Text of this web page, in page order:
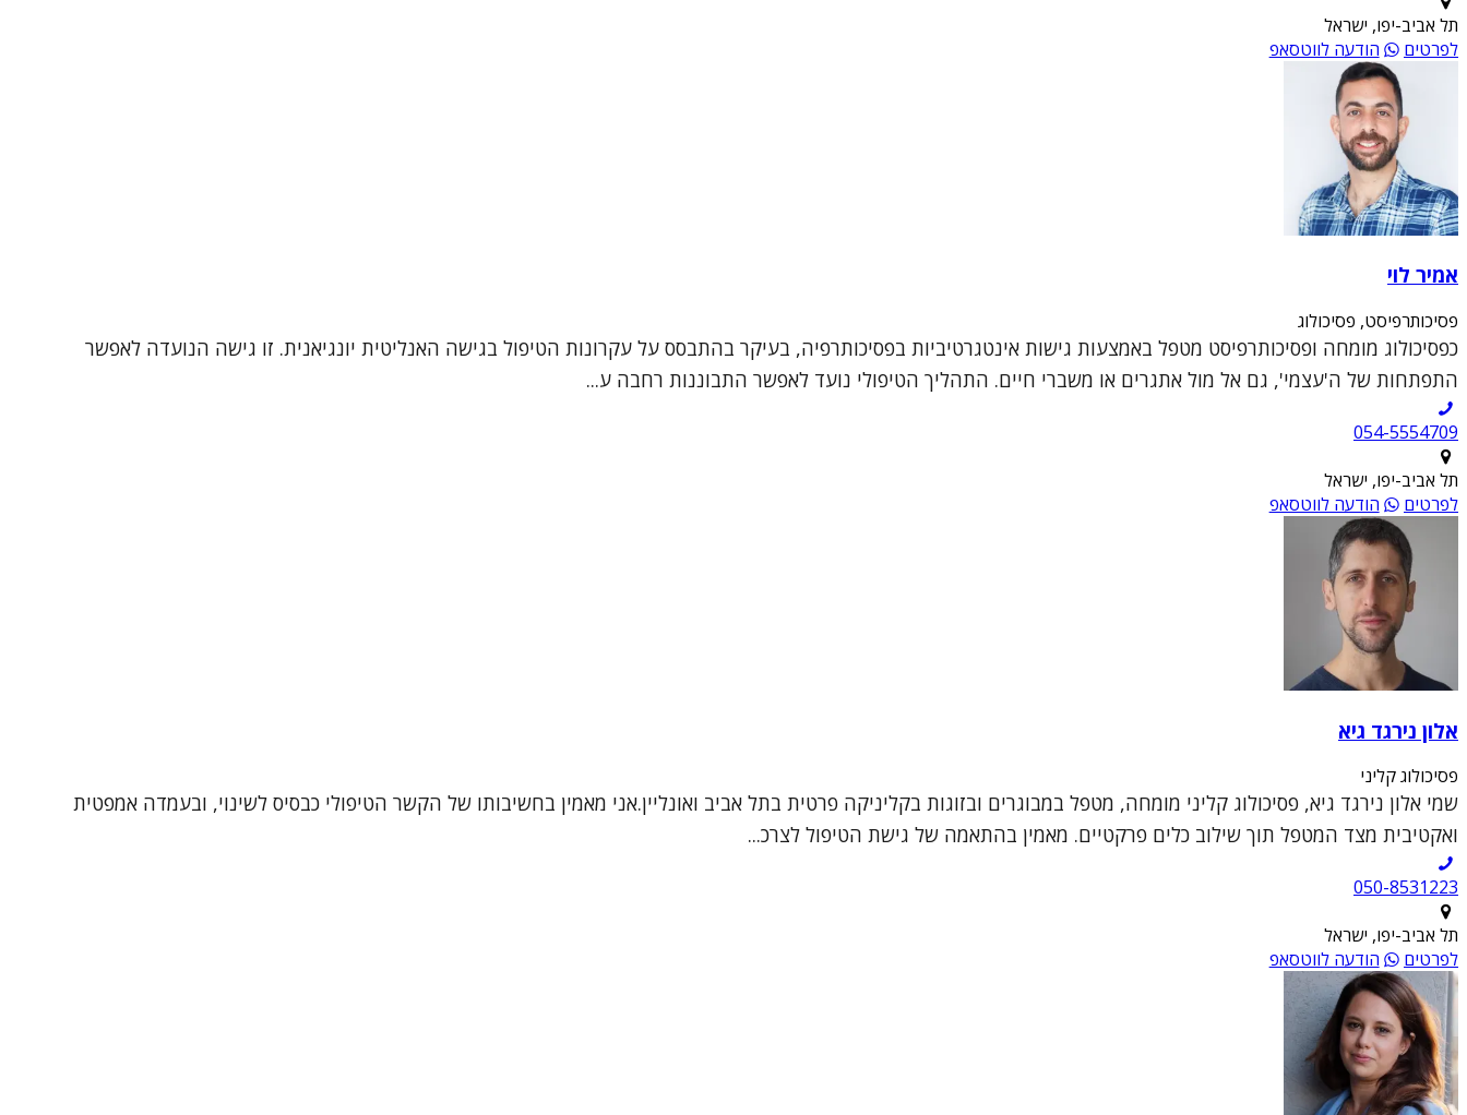
תל אביב-יפו, ישראל
לפרטים
הודעה לווטסאפ
אמיר לוי
פסיכותרפיסט, פסיכולוג
כפסיכולוג מומחה ופסיכותרפיסט מטפל באמצעות גישות אינטגרטיביות בפסיכותרפיה, בעיקר בהתבסס על עקרונות הטיפול בגישה האנליטית יונגיאנית. זו גישה הנועדה לאפשר
התפתחות של ה'עצמי', גם אל מול אתגרים או משברי חיים. התהליך הטיפולי נועד לאפשר התבוננות רחבה ע...
054-5554709
תל אביב-יפו, ישראל
לפרטים
הודעה לווטסאפ
אלון נירגד גיא
פסיכולוג קליני
שמי אלון נירגד גיא, פסיכולוג קליני מומחה, מטפל במבוגרים ובזוגות בקליניקה פרטית בתל אביב ואונליין.אני מאמין בחשיבותו של הקשר הטיפולי כבסיס לשינוי, ובעמדה אמפטית
ואקטיבית מצד המטפל תוך שילוב כלים פרקטיים. מאמין בהתאמה של גישת הטיפול לצרכ...
050-8531223
תל אביב-יפו, ישראל
לפרטים
הודעה לווטסאפ